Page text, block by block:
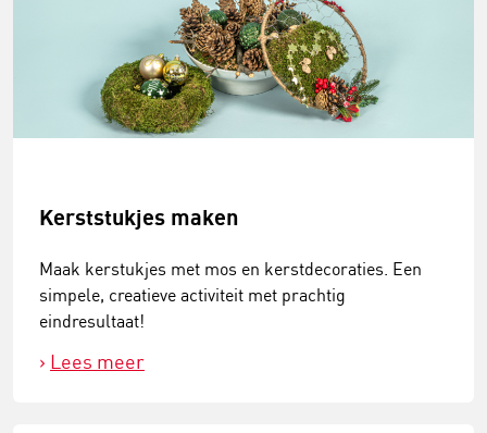
Kerststukjes maken
Maak kerstukjes met mos en kerstdecoraties. Een
simpele, creatieve activiteit met prachtig
eindresultaat!
Lees meer